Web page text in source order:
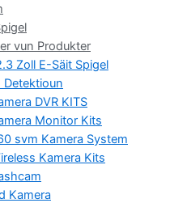
vun Produkter
Zoll E-Säit Spigel
Detektioun
DVR KITS
Monitor Kits
svm Kamera System
Kamera Kits
Kamera